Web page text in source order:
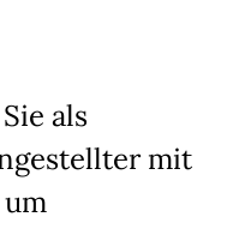
als
mit